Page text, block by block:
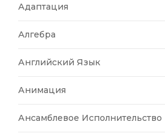
Адаптация
Алгебра
Английский Язык
Анимация
Ансамблевое Исполнительство